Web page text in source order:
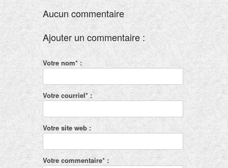
Aucun commentaire
Ajouter un commentaire :
Votre nom* :
Votre courriel* :
Votre site web :
Votre commentaire* :